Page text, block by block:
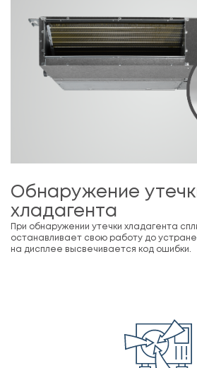
Обнаружение
хладагента
При обнаружении утечки хладагента
останавливает свою работу до
на дисплее высвечивается код ошибки.